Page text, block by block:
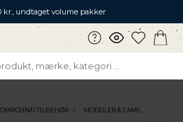
kr., undtaget volume pakker
TILBEHØR MODULER & CAMS